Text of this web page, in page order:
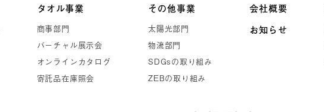
タオル事業
商事部門
バーチャル展示会
オンラインカタログ
寄託品在庫照会
その他事業
太陽光部門
物流部門
SDGsの取り組み
ZEBの取り組み
会社概要
お知らせ